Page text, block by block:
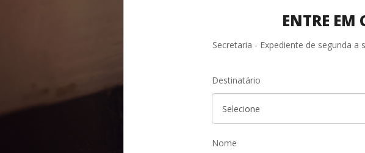
ENTRE EM
Secretaria - Expediente de segunda a
Destinatário
Nome